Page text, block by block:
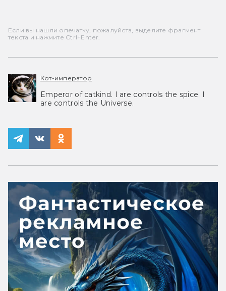
Если вы нашли опечатку, пожалуйста, выделите фрагмент
текста и нажмите Ctrl+Enter.
Кот-император
Emperor of catkind. I are controls the spice, I
are controls the Universe.